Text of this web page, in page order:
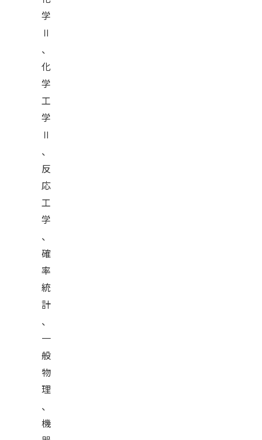
学
Ⅱ
、
化
学
工
学
Ⅱ
、
反
応
工
学
、
確
率
統
計
、
一
般
物
理
、
機